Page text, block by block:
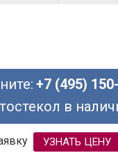
+7 (495)
в
УЗНАТЬ ЦЕНУ